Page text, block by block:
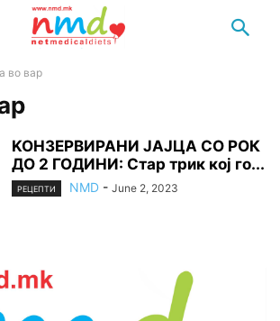
во вар
KOНЗЕРВИРАНИ ЈАЈЦА СО РОК
ДО 2 ГОДИНИ: Стар трик кој го...
РЕЦЕПТИ NMD - June 2, 2023